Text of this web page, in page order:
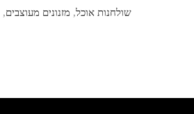
שולחנות אוכל, מזנונים מעוצבים,